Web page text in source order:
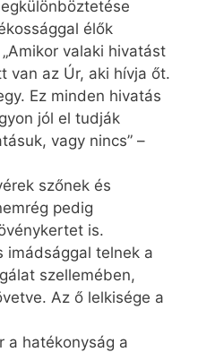
élők
valaki hivatást
van az Úr, aki hívja őt.
Ez minden hivatás
jól el tudják
vagy nincs” –
szőnek és
pedig
is.
imádsággal telnek a
szellemében,
Az ő lelkisége a
a hatékonyság a